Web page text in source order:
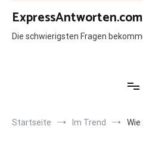
Zum
Inhalt
springen
ExpressAntworten.com
Die schwierigsten Fragen
Startseite Im Trend Wie